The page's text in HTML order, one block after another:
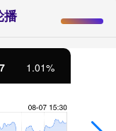
播
1.01%